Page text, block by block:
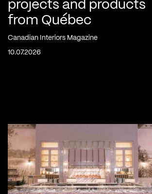
projects and products
from Québec
Canadian Interiors Magazine
10.07.2026